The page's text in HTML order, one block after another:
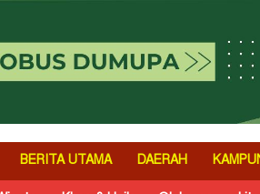
BERITA UTAMA DAERAH